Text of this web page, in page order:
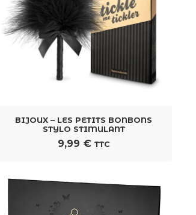
BIJOUX – LES PETITS BONBONS
STYLO STIMULANT
9,99 € TTC